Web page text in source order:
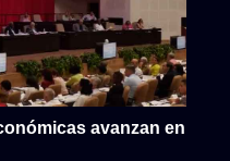
avanzan en